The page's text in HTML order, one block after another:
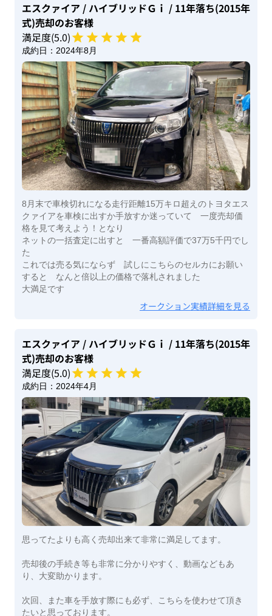
エスクァイア / ハイブリッドＧｉ / 11年落ち(2015年
式)売却のお客様
満足度(5.0)
成約日： 2024年8月
8月末で車検切れになる走行距離15万キロ超えのトヨタエス
クァイアを車検に出すか手放すか迷っていて 一度売却価
格を見て考えよう！となり
ネットの一括査定に出すと 一番高額評価で37万5千円でし
た
これでは売る気にならず 試しにこちらのセルカにお願い
すると なんと倍以上の価格で落札されました
大満足です
オークション実績詳細を見る
エスクァイア / ハイブリッドＧｉ / 11年落ち(2015年
式)売却のお客様
満足度(5.0)
成約日： 2024年4月
思ってたよりも高く売却出来て非常に満足してます。
売却後の手続き等も非常に分かりやすく、動画などもあ
り、大変助かります。
次回、また車を手放す際にも必ず、こちらを使わせて頂き
たいと思っております。